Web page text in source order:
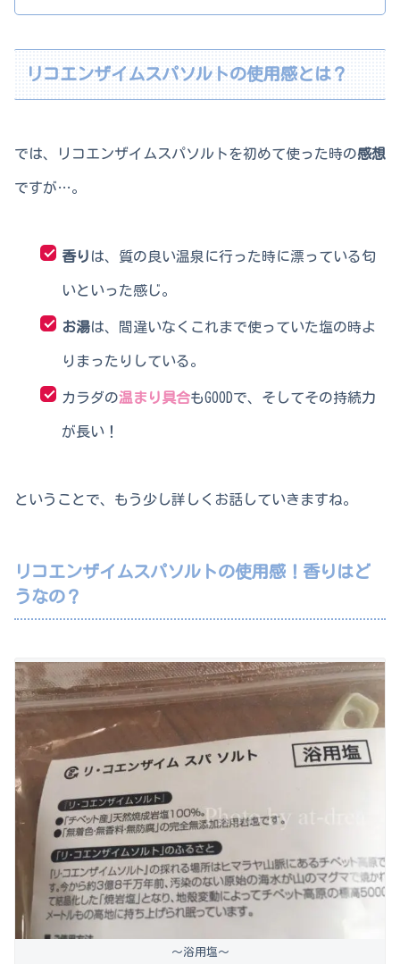
リコエンザイムスパソルトの使用感とは？
では、リコエンザイムスパソルトを初めて使った時の感想
ですが…。
香り は、質の良い温泉に行った時に漂っている匂
いといった感じ。
お湯は、間違いなくこれまで使っていた塩の時よ
りまったりしている。
カラダの温まり具合もGOODで、そしてその持続力
が長い！
ということで、もう少し詳しくお話していきますね。
リコエンザイムスパソルトの使用感！香りはど
うなの？
～浴用塩～